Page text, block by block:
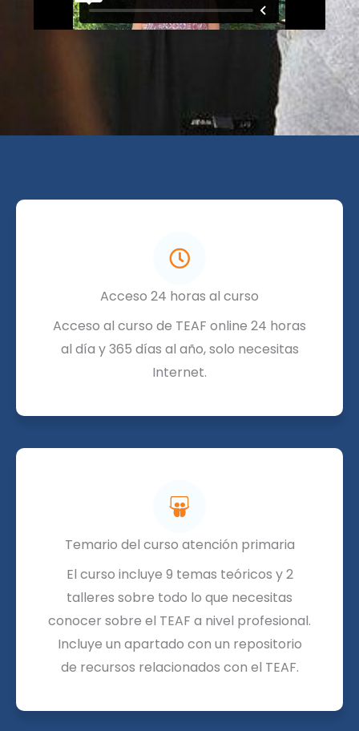
Acceso 24 horas al curso
Acceso al curso de TEAF online 24 horas
al día y 365 días al año, solo necesitas
Internet.
Temario del curso atención primaria
El curso incluye 9 temas teóricos y 2
talleres sobre todo lo que necesitas
conocer sobre el TEAF a nivel profesional.
Incluye un apartado con un repositorio
de recursos relacionados con el TEAF.